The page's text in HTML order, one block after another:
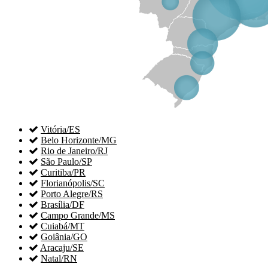
 Vitória/ES
 Belo Horizonte/MG
 Rio de Janeiro/RJ
 São Paulo/SP
 Curitiba/PR
 Florianópolis/SC
 Porto Alegre/RS
 Brasília/DF
 Campo Grande/MS
 Cuiabá/MT
 Goiânia/GO
 Aracaju/SE
 Natal/RN